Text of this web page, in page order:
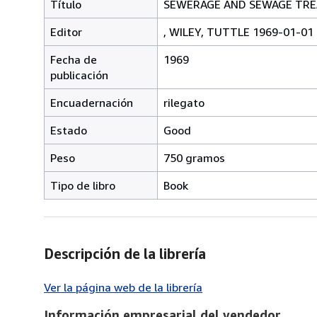
Título
SEWERAGE AND SEWAGE
Editor
, WILEY, TUTTLE 1969-01-01
Fecha de
publicación
1969
Encuadernación
rilegato
Estado
Good
Peso
750 gramos
Tipo de libro
Book
Descripción de la librería
Ver la página web de la librería